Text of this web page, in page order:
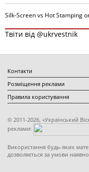
Silk-Screen vs Hot Stamping
Твіти від @ukrvestnik
Контакти
Розміщення реклами
Правила користування
© 2011-2026, «Український
реклами:
Використання будь-яких
дозволяється за умови